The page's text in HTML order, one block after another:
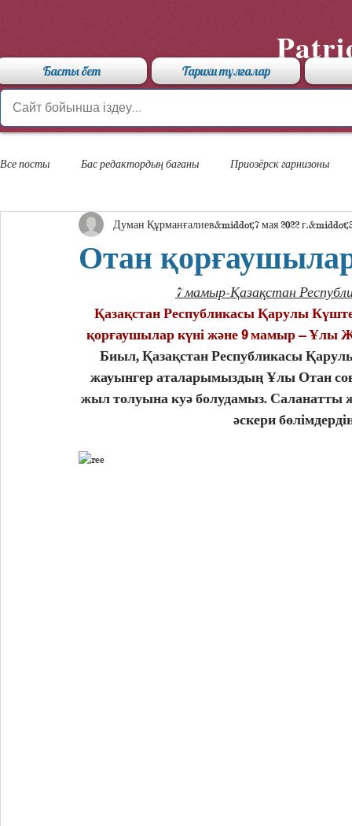
Басты бет Тарихи тұлғалар
Все посты Бас редактордың бағаны Приозёрск гарнизоны
«Арыстан» мамандандырылған лицейі
Отан
Думан Құрманғалиев 7 мая 2022 г.
7 мамыр-Қазақстан
қорғаушылар күні және 9 мамыр – Ұлы
Биыл, Қазақстан Республикасы
жауынгер аталарымыздың Ұлы Отан
жыл толуына куә болудамыз. Саланатты
әскери